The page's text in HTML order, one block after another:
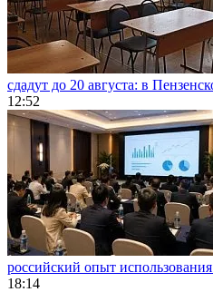
сдадут до 20 августа: в
12:52
российский опыт
18:14